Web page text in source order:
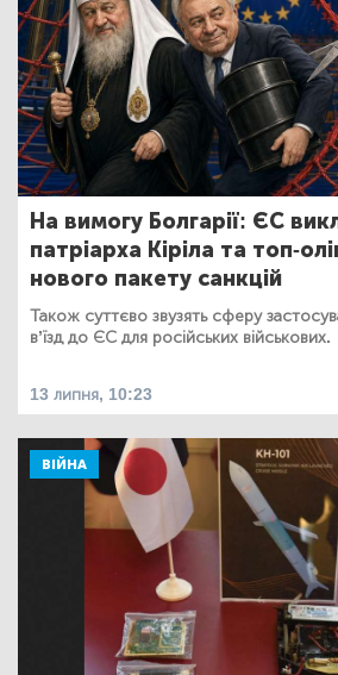
На вимогу Болгарії: ЄС
патріарха Кіріла та топ-
нового пакету санкцій
Також суттєво звузять сферу
в’їзд до ЄС для російських військових.
13 липня, 10:23
ВІЙНА